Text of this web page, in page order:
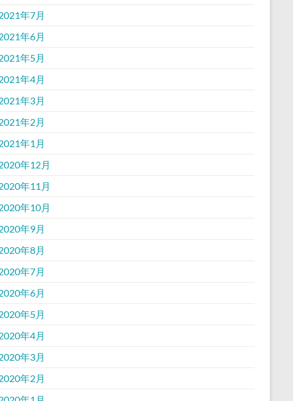
年7月
年6月
年5月
年4月
年3月
年2月
年1月
年12月
年11月
年10月
年9月
年8月
年7月
年6月
年5月
年4月
年3月
年2月